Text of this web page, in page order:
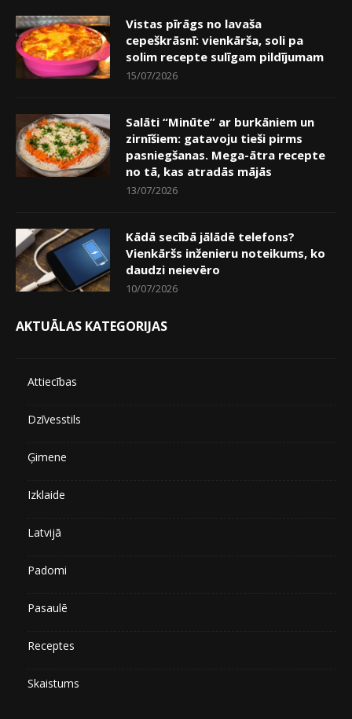
Vistas pīrāgs no lavaša
cepeškrāsnī: vienkārša, soli pa
solim recepte sulīgam pildījumam
15/07/2026
Salāti “Minūte” ar burkāniem un
zirnīšiem: gatavoju tieši pirms
pasniegšanas. Mega-ātra recepte
no tā, kas atradās mājās
13/07/2026
Kādā secībā jālādē telefons?
Vienkāršs inženieru noteikums, ko
daudzi neievēro
10/07/2026
AKTUĀLAS KATEGORIJAS
Attiecības
Dzīvesstils
Ģimene
Izklaide
Latvijā
Padomi
Pasaulē
Receptes
Skaistums